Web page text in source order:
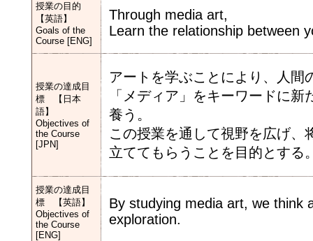
授業の目的
【英語】
Goals of the
Course [ENG]
Through media art,
Learn the relationship between
授業の達成目
標 【日本
語】
Objectives of
the Course
[JPN]
アートを学ぶことにより、人間
「メディア」をキーワードに
養う。
この授業を通して視野を広げ、
立ててもらうことを目的とする
授業の達成目
標 【英語】
Objectives of
the Course
[ENG]
By studying media art, we think
exploration.